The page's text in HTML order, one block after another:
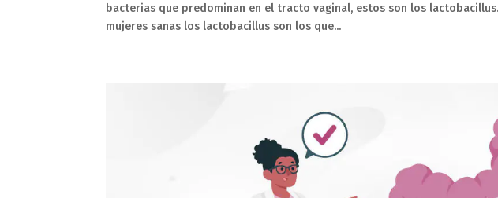
bacterias que predominan en el tracto vaginal, estos son los
mujeres sanas los lactobacillus son los que...